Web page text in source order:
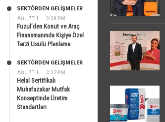
AĞU 7TH 3:38 PM
SEKTÖRDEN GELIŞMELER
Fuzul’den Konut ve Araç
Finansmanında Kişiye Özel
Terzi Usulü Planlama
AĞU 7TH 3:32 PM
SEKTÖRDEN GELIŞMELER
Helal Sertifikalı
Muhafazakar Mutfak
Konseptinde Üretim
Standartları